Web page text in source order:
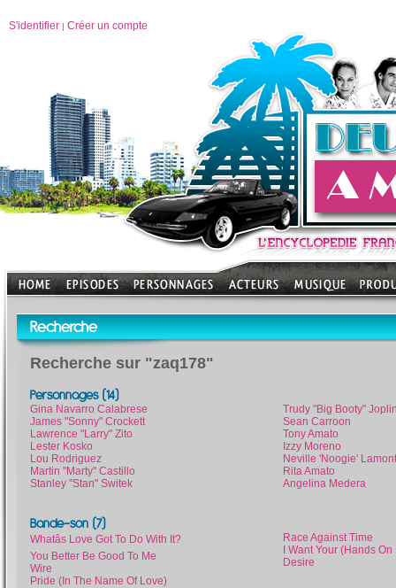
S'identifier | Créer un compte
Recherche
Recherche sur "zaq178"
Personnages (14)
Gina Navarro Calabrese
James "Sonny" Crockett
Lawrence "Larry" Zito
Lester Kosko
Lou Rodriguez
Martin "Marty" Castillo
Stanley "Stan" Switek
Trudy "Big Booty"
Sean Carroon
Tony Amato
Izzy Moreno
Neville 'Noogie' Lamont
Rita Amato
Angelina Medera
Bande-son (7)
Whatâs Love Got To Do With It?
You Better Be Good To Me
Wire
Pride (In The Name Of Love)
Race Against Time
I Want Your (Hands On
Desire